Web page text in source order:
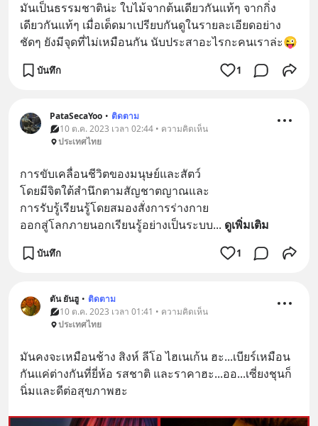
มันเป็นธรรมชาติน่ะ ใบไม้จากต้นเดียวกันแท้ๆ จากกิ่ง
เดียวกันแท้ๆ เมื่อเด็ดมาเปรียบกันดูในรายละเอียดอย่าง
ชัดๆ ยังมีจุดที่ไม่เหมือนกัน นับประสาอะไรกะคนเราล่ะ😜
บันทึก 1
PataSecaYoo • ติดตาม
10 ต.ค. 2023 เวลา 02:44 • ความคิดเห็น
ประเทศไทย
การขับเคลื่อนชีวิตของมนุษย์และสัตว์
โดยมีจิตใต้สำนึกตามสัญชาตญาณและ
การรับรู้เรียนรู้โดยสมองสั่งการร่างกาย
ออกสู่โลกภายนอกเรียนรู้อย่างเป็นระบบ... ดูเพิ่มเติม
บันทึก 1
ตัน ยันฮู • ติดตาม
10 ต.ค. 2023 เวลา 01:41 • ความคิดเห็น
ประเทศไทย
มันคงจะเหมือนช้าง สิงห์ ลีโอ ไฮเนเก้น ฮะ...เบียร์เหมือน
กันแค่ต่างกันที่ยี่ห้อ รสชาติ และราคาฮะ...ออ...เซี่ยงชุนก็
นิ่มและดีต่อสุขภาพฮะ